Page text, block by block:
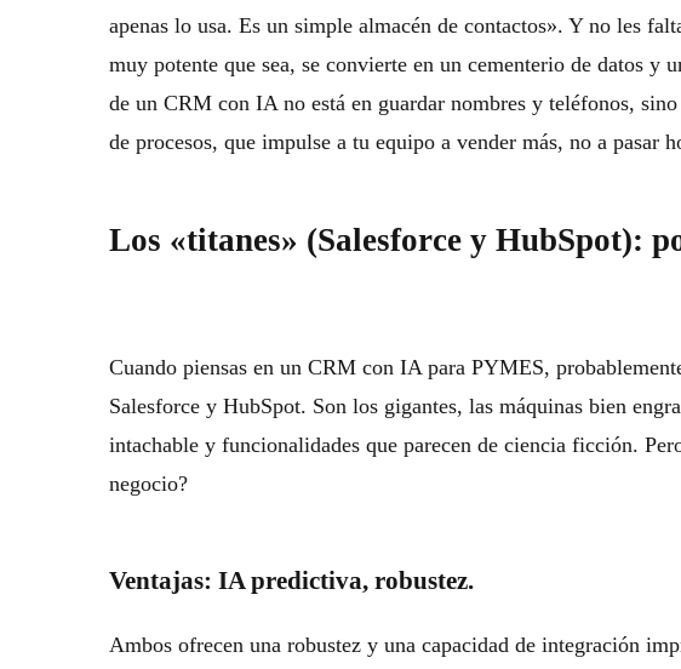
apenas lo usa. Es un simple almacén de contactos». Y no les
muy potente que sea, se convierte en un cementerio de datos y
de un CRM con IA no está en guardar nombres y teléfonos, sino
de procesos, que impulse a tu equipo a vender más, no a pasar
Los «titanes» (Salesforce y HubSpot):
Cuando piensas en un CRM con IA para PYMES,
Salesforce y HubSpot. Son los gigantes, las máquinas bien
intachable y funcionalidades que parecen de ciencia ficción.
negocio?
Ventajas: IA predictiva, robustez.
Ambos ofrecen una robustez y una capacidad de integración